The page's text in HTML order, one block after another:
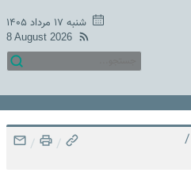
شنبه ۱۷ مرداد ۱۴۰۵
8 August 2026
/
/
/